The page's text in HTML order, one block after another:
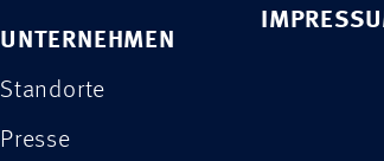
UNTERNEHMEN
Standorte
Presse